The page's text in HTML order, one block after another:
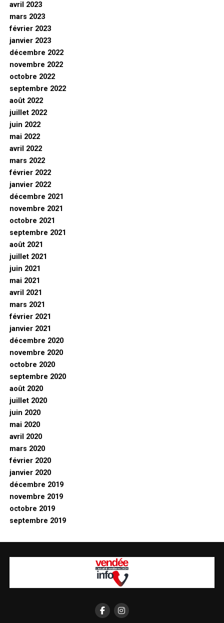
avril 2023
mars 2023
février 2023
janvier 2023
décembre 2022
novembre 2022
octobre 2022
septembre 2022
août 2022
juillet 2022
juin 2022
mai 2022
avril 2022
mars 2022
février 2022
janvier 2022
décembre 2021
novembre 2021
octobre 2021
septembre 2021
août 2021
juillet 2021
juin 2021
mai 2021
avril 2021
mars 2021
février 2021
janvier 2021
décembre 2020
novembre 2020
octobre 2020
septembre 2020
août 2020
juillet 2020
juin 2020
mai 2020
avril 2020
mars 2020
février 2020
janvier 2020
décembre 2019
novembre 2019
octobre 2019
septembre 2019